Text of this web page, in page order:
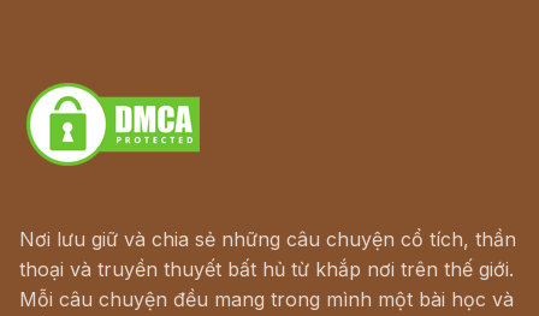
Nơi lưu giữ và chia sẻ những câu chuyện cổ tích, thần
thoại và truyền thuyết bất hủ từ khắp nơi trên thế giới.
Mỗi câu chuyện đều mang trong mình một bài học và